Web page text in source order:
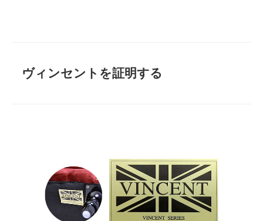
ヴィンセントを証明する